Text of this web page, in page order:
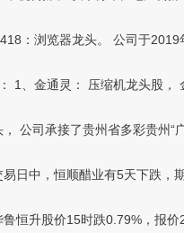
：浏览器龙头。 公司于2019
、金通灵： 压缩机龙头股，
司承接了贵州省多彩贵州“
中，恒顺醋业有5天下跌，
升股价15时跌0.79%，报价